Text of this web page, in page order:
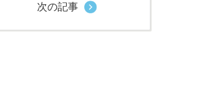
次の記事